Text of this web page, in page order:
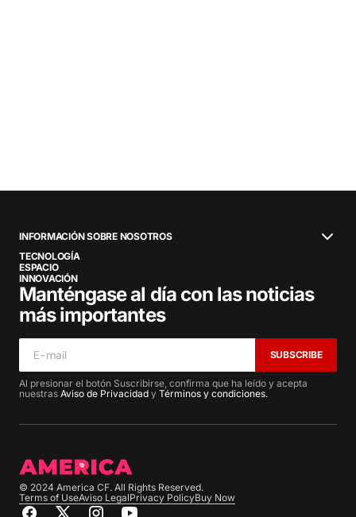
INFORMACIÓN SOBRE NOSOTROS
TECNOLOGÍA
ESPACIO
INNOVACIÓN
Manténgase al día con las noticias
más importantes
SUBSCRIBE
Al presionar el botón Suscribirse, confirma que ha leído y acepta
nuestras Aviso de Privacidad y Términos y condiciones.
© 2024 America CF. All Rights Reserved.
Terms of UseAviso LegalPrivacy PolicyBuy Now